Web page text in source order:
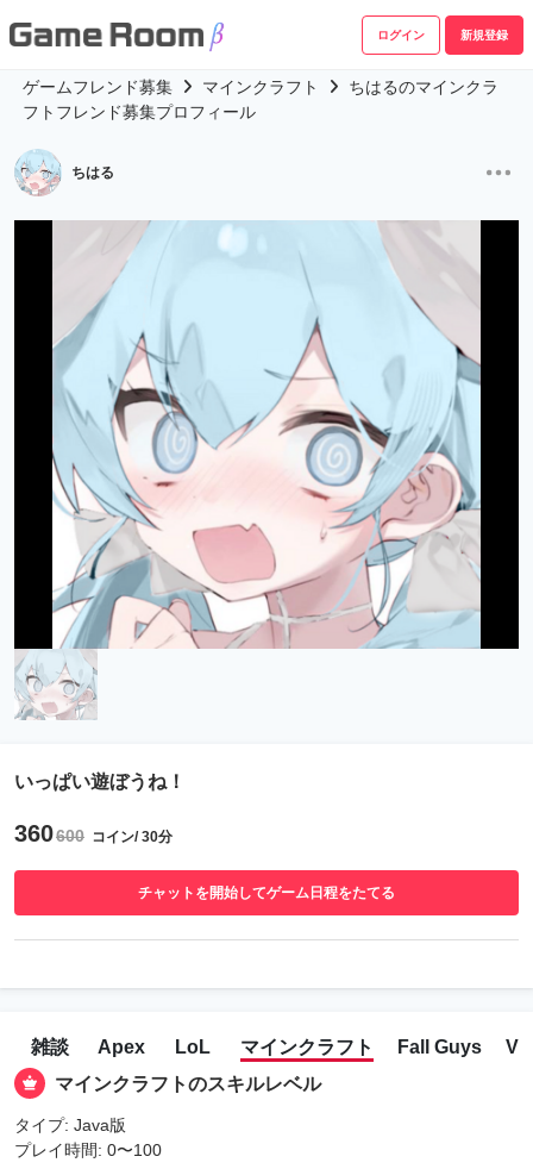
ログイン 新規登録
ゲームフレンド募集 マインクラフト
ちはるのマインクラ
フトフレンド募集プロフィール
ちはる
いっぱい遊ぼうね！
360600 コイン/ 30分
チャットを開始してゲーム日程をたてる
雑談 Apex LoL マインクラフト Fall Guys
マインクラフトのスキルレベル
タイプ: Java版
プレイ時間: 0〜100